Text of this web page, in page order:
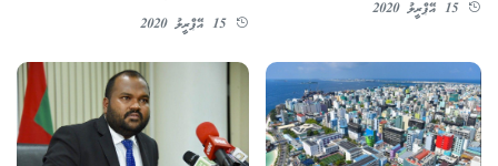
15 އޭޕްރީލު 2020
15 އޭޕްރީލު 2020